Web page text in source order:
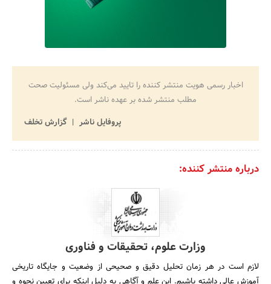
اخبار رسمی هویت منتشر کننده را تایید می‌کند ولی مسئولیت صحت
مطلب منتشر شده بر عهده ناشر است.
پروفایل ناشر
گزارش تخلف
درباره منتشر کننده:
وزارت علوم، تحقیقات و فناوری
لازم است در هر زمان تحلیل دقیق و صحیحى از وضعیت و جایگاه تاریخى